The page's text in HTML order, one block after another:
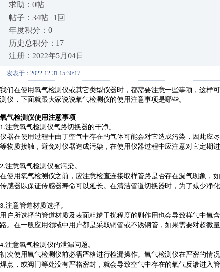
求助：0帖
帖子：34帖 | 1回
年度积分：0
历史总积分：17
注册：2022年5月04日
发表于：2022-12-31 15:30:17
我们在使用氧气检测仪或其它类型仪器时，都需要注意一些事项，这样
测仪，下面就跟大家说说氧气检测仪的使用注意事项是哪些。
氧气检测仪使用注意事项
1.注意氧气检测仪气路切换器的干净。
仪器在使用过程中由于空气中存在的气体可能会对它造成污染，因此应
等物质接触 ， 避免对仪器造成污染，在使用仪器过程中应注意对它定期
2.注意氧气检测仪被污染。
在使用氧气检测仪之前 ， 应注意检查连接取样管路是否存在漏气现象，
传感器以保证传感器寿命可以延长。在清洁管道切换器时 ， 为了减少净
3.注意管道材质选择。
用户所选择的管道材质及表面粗糙干扰程度的副作用也会导致样气中氧
路。 在一般应用领域中用户都是采取铜管或不锈钢管， 如果需要对超微量
4.注意氧气检测仪的泄漏问题。
初次使用氧气检测仪前必需严格进行检漏操作。 氧气检测仪在严密的情
焊点， 或阀门等处没有严格密封 ， 就会导致空气中存在的氧气反渗进入